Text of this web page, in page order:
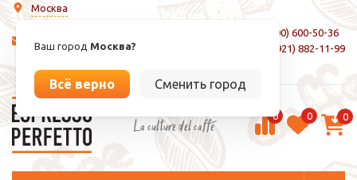
Москва
Ваш город Москва?
Всё верно Сменить город
info@espressoperfetto.ru
8 (800) 600-50-36
+7 (921) 882-11-99
La culture del caffé 0 0 0